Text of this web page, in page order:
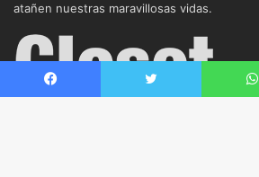
atañen nuestras maravillosas vidas.
Facebook Twitter WhatsApp